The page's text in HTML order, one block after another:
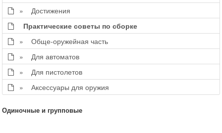
» Достижения
Практические советы по сборке
» Обще-оружейная часть
» Для автоматов
» Для пистолетов
» Аксессуары для оружия
Одиночные и групповые